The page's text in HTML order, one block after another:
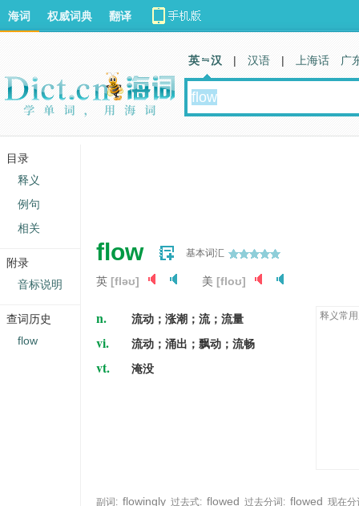
flow 基本词汇
英 [fləʊ] 美 [floʊ]
n. 流动；涨潮；流；流量
vi. 流动；涌出；飘动；流畅
vt. 淹没
释义常
副词: flowingly 过去式: flowed 过去分词: flowed 现在分
海词 权威词典 翻译
英 汉 | 汉语 | 上海话 广
目录
释义
例句
相关
附录
音标说明
查词历史
flow